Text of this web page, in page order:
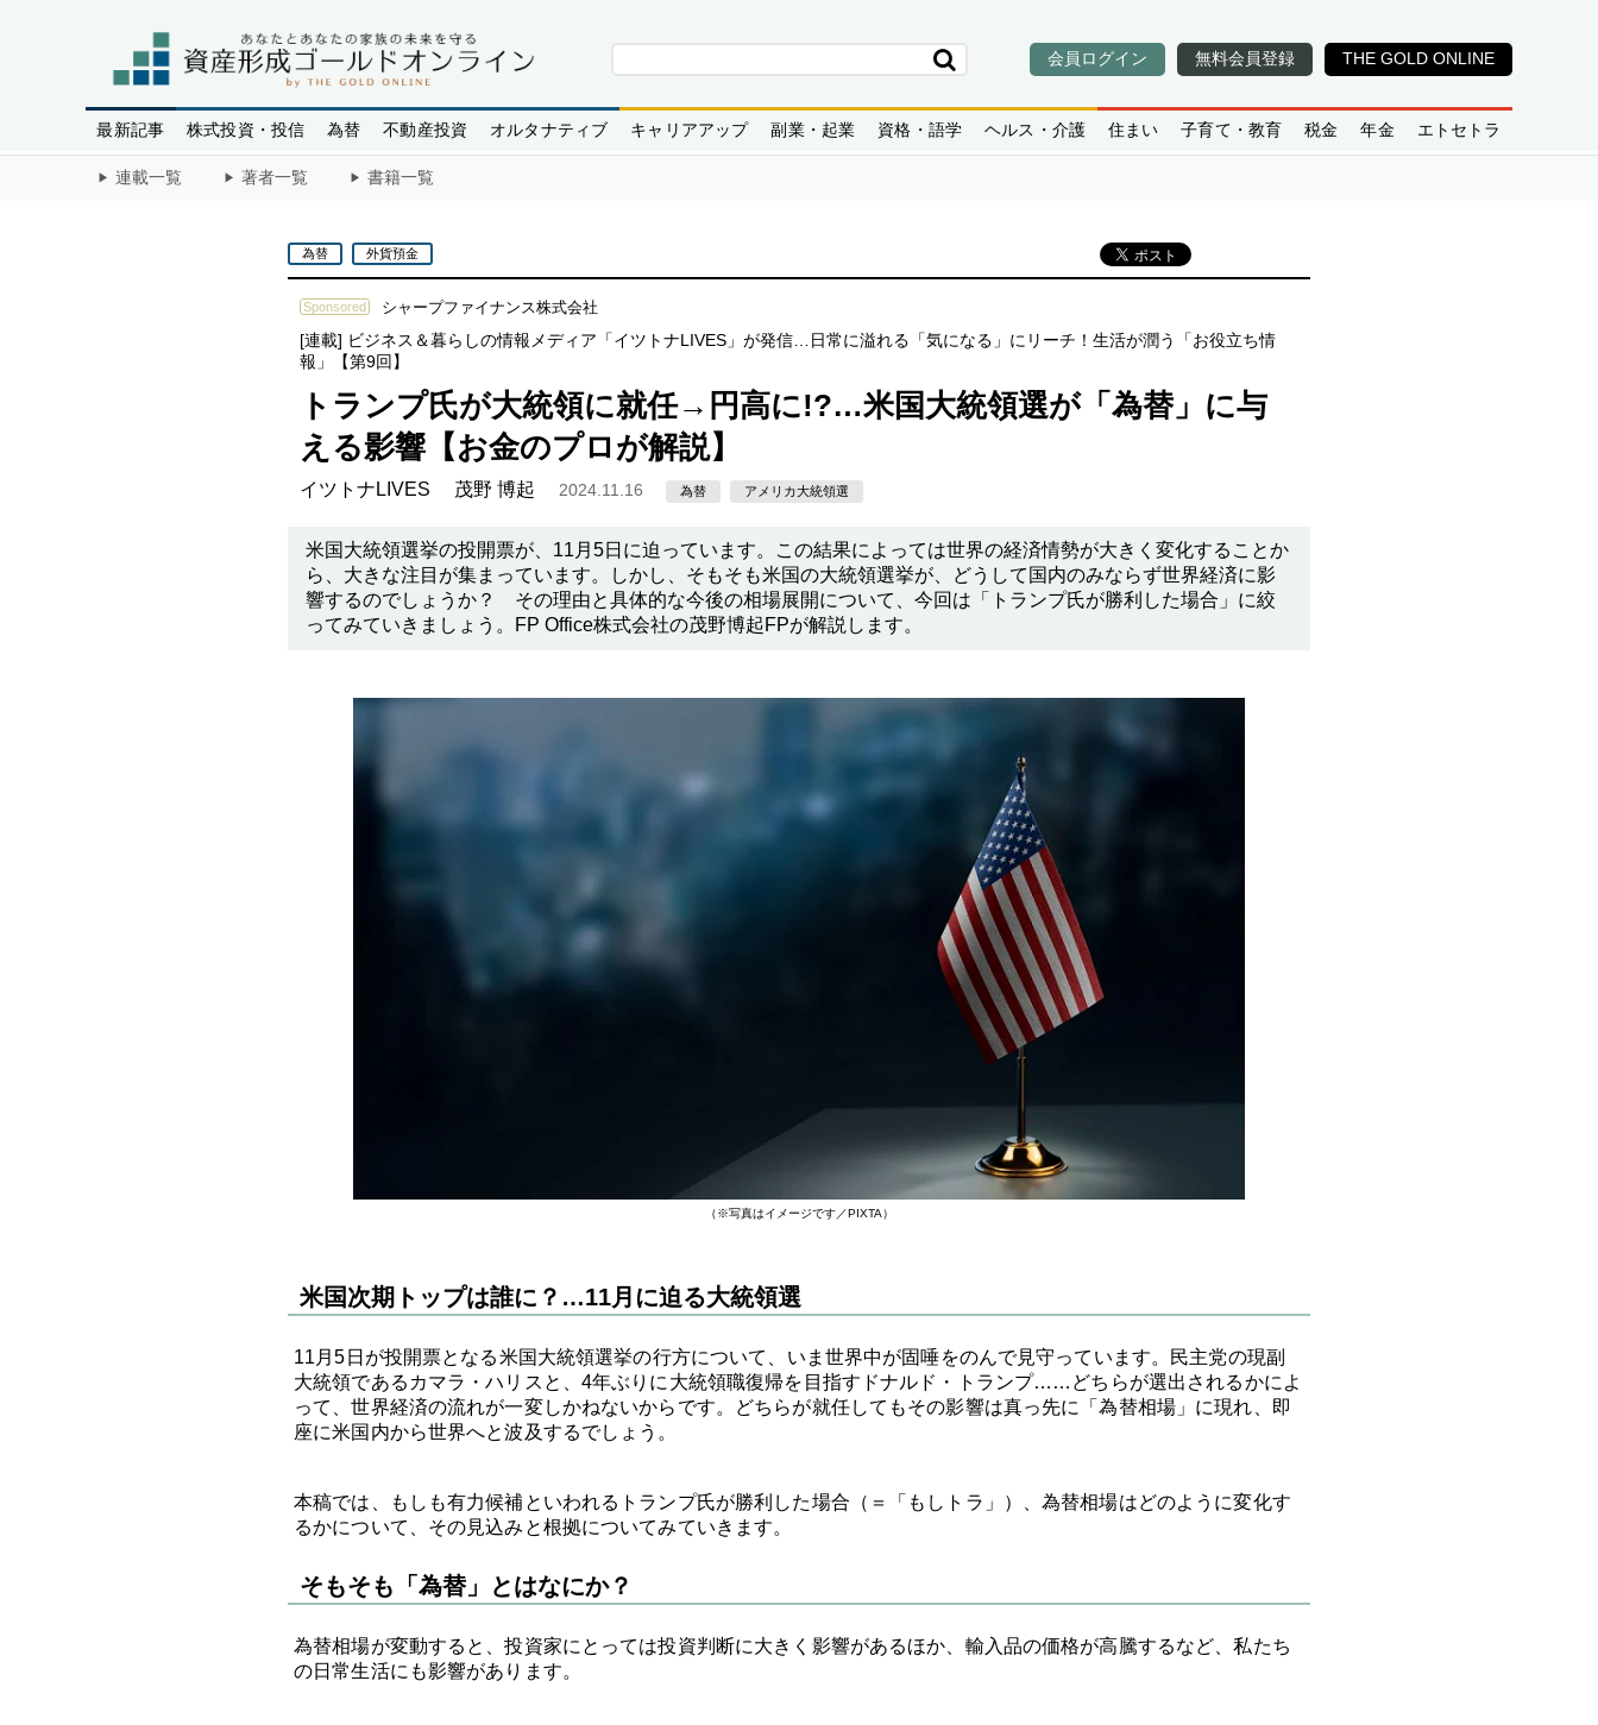
会員ログイン 無料会員登録 THE GOLD ONLINE
最新記事 株式投資・投信 為替 不動産投資 オルタナティブ キャリアアップ 副業・起業 資格・語学 ヘルス・介護 住まい 子育て・教育 税金 年金 エトセトラ
連載一覧 著者一覧 書籍一覧
為替 外貨預金
Sponsored シャープファイナンス株式会社
[連載] ビジネス＆暮らしの情報メディア「イツトナLIVES」が発信…日常に溢れる「気になる」にリーチ！生活が潤う「お役立ち情
報」【第9回】
トランプ氏が大統領に就任→円高に!?…米国大統領選が「為替」に与
える影響【お金のプロが解説】
イツトナLIVES 茂野 博起 2024.11.16 為替 アメリカ大統領選
米国大統領選挙の投開票が、11月5日に迫っています。この結果によっては世界の経済情勢が大きく変化することか
ら、大きな注目が集まっています。しかし、そもそも米国の大統領選挙が、どうして国内のみならず世界経済に影
響するのでしょうか？ その理由と具体的な今後の相場展開について、今回は「トランプ氏が勝利した場合」に絞
ってみていきましょう。FP Office株式会社の茂野博起FPが解説します。
（※写真はイメージです／PIXTA）
米国次期トップは誰に？…11月に迫る大統領選
11月5日が投開票となる米国大統領選挙の行方について、いま世界中が固唾をのんで見守っています。民主党の現副
大統領であるカマラ・ハリスと、4年ぶりに大統領職復帰を目指すドナルド・トランプ……どちらが選出されるかによ
って、世界経済の流れが一変しかねないからです。どちらが就任してもその影響は真っ先に「為替相場」に現れ、即
座に米国内から世界へと波及するでしょう。
本稿では、もしも有力候補といわれるトランプ氏が勝利した場合（＝「もしトラ」）、為替相場はどのように変化す
るかについて、その見込みと根拠についてみていきます。
そもそも「為替」とはなにか？
為替相場が変動すると、投資家にとっては投資判断に大きく影響があるほか、輸入品の価格が高騰するなど、私たち
の日常生活にも影響があります。